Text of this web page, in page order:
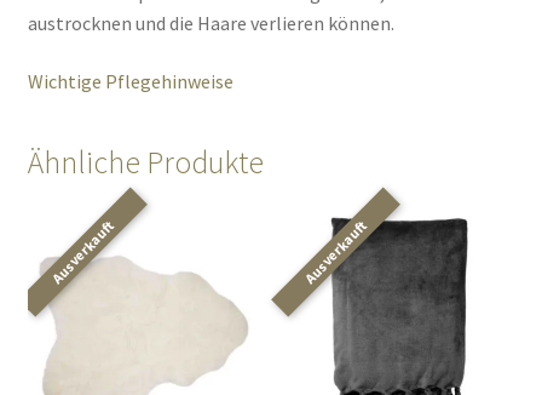
austrocknen und die Haare verlieren können.
Wichtige Pflegehinweise
Ähnliche Produkte